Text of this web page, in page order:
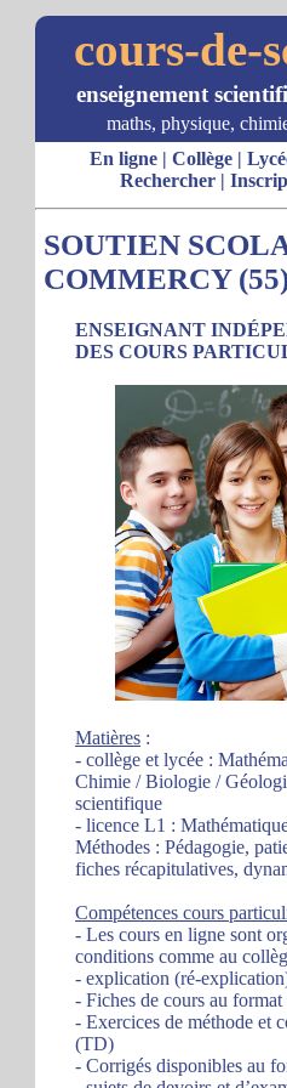
cours-de-
enseignement
maths, physique,
En ligne| Collège|
Rechercher|
SOUTIEN
COMMERCY
ENSEIGNANT
DES COURS
Matières :
- collège et lycée :
Chimie / Biologie /
scientifique
- licence L1 :
Méthodes : Pédagogie,
fiches récapitulatives,
Compétences cours
- Les cours en ligne sont
conditions comme au
- explication (ré-
- Fiches de cours au
- Exercices de méthode et
(TD)
- Corrigés disponibles au